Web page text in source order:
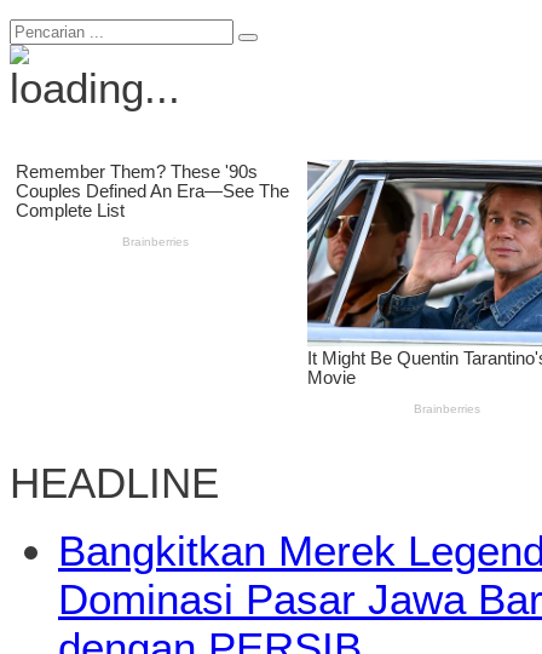
HEADLINE
Bangkitkan Merek
Dominasi Pasar Jawa